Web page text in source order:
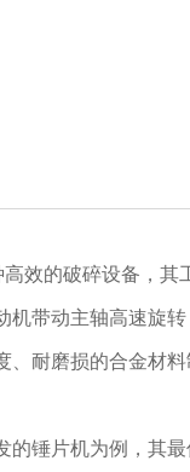
效的破碎设备，其
机带动主轴高速旋
、耐磨损的合金材
锤片机为例，其